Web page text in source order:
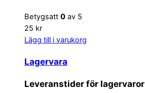
Betygsatt 0 av 5
25 kr
Lägg till i varukorg
Lagervara
Leveranstider för lagervaror